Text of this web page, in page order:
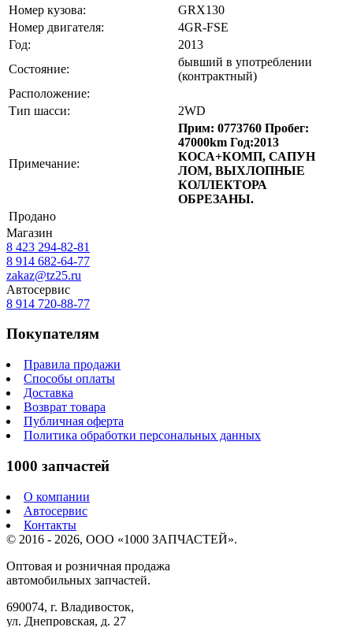
Номер кузова:
GRX130
Номер двигателя:
4GR-FSE
Год:
2013
Состояние:
бывший в употреблении
(контрактный)
Расположение:
Тип шасси:
2WD
Примечание:
Прим: 0773760 Пробег:
47000km Год:2013
КОСА+КОМП, САПУН
ЛОМ, ВЫХЛОПНЫЕ
КОЛЛЕКТОРА
ОБРЕЗАНЫ.
Продано
Магазин
8 423 294-82-81
8 914 682-64-77
zakaz@tz25.ru
Автосервис
8 914 720-88-77
Покупателям
Правила продажи
Способы оплаты
Доставка
Возврат товара
Публичная оферта
Политика обработки персональных данных
1000 запчастей
О компании
Автосервис
Контакты
© 2016 - 2026, ООО «1000 ЗАПЧАСТЕЙ».
Оптовая и розничная продажа
автомобильных запчастей.
690074, г. Владивосток,
ул. Днепровская, д. 27